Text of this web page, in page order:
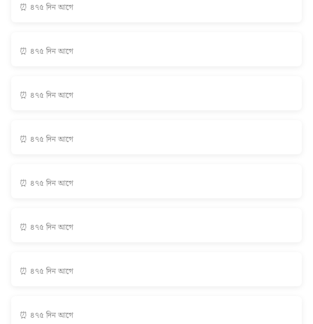
⏰ ৪৭৫ দিন আগে
⏰ ৪৭৫ দিন আগে
⏰ ৪৭৫ দিন আগে
⏰ ৪৭৫ দিন আগে
⏰ ৪৭৫ দিন আগে
⏰ ৪৭৫ দিন আগে
⏰ ৪৭৫ দিন আগে
⏰ ৪৭৫ দিন আগে